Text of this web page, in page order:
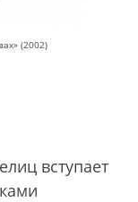
(2002)
вступает